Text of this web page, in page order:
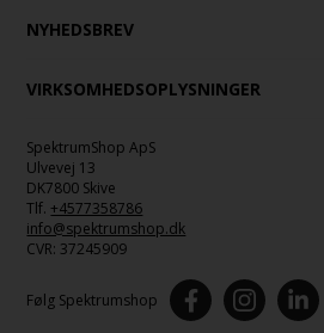
NYHEDSBREV
VIRKSOMHEDSOPLYSNINGER
SpektrumShop ApS
Ulvevej 13
DK7800 Skive
Tlf. +4577358786
info@spektrumshop.dk
CVR: 37245909
Følg Spektrumshop